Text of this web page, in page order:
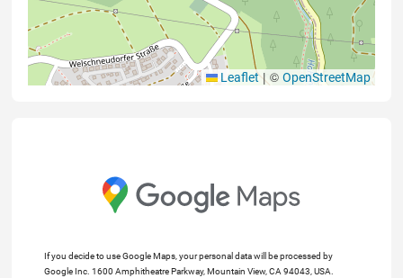
Leaflet | © OpenStreetMap
If you decide to use Google Maps, your personal data will be processed by
Google Inc. 1600 Amphitheatre Parkway, Mountain View, CA 94043, USA.